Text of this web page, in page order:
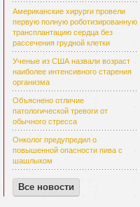
Американские хирурги провели
первую полную роботизированную
трансплантацию сердца без
рассечения грудной клетки
Ученые из США назвали возраст
наиболее интенсивного старения
организма
Объяснено отличие
патологической тревоги от
обычного стресса
Онколог предупредил о
повышенной опасности пива с
шашлыком
Все новости